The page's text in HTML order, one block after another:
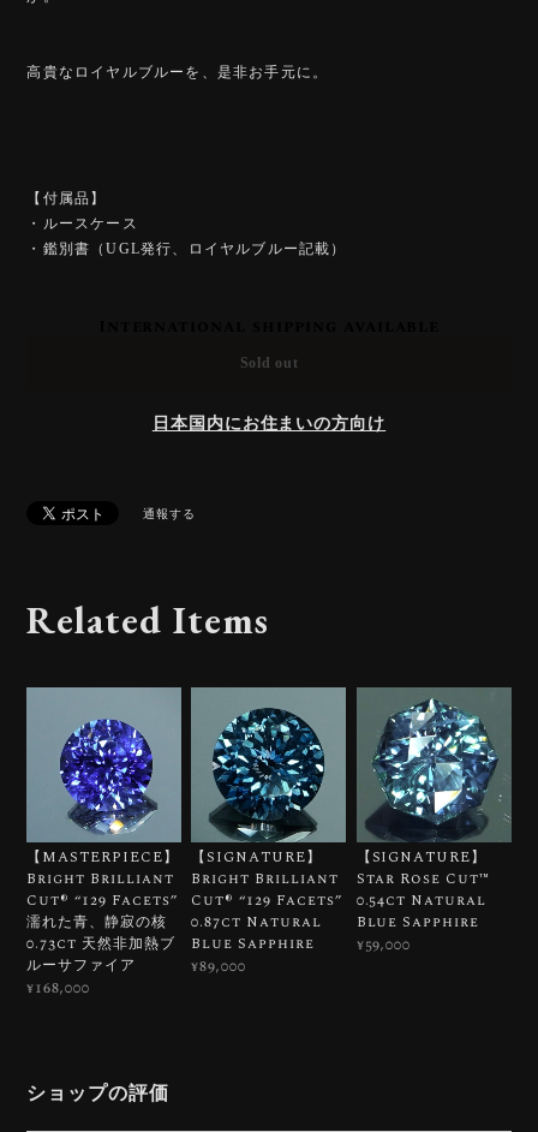
高貴なロイヤルブルーを、是非お手元に。
【付属品】
・ルースケース
・鑑別書（UGL発行、ロイヤルブルー記載）
Sold out
日本国内にお住まいの方向け
通報する
Related Items
【MASTERPIECE】
Bright Brilliant
Cut®︎ “129 Facets”
濡れた青、静寂の核
0.73ct 天然非加熱ブ
ルーサファイア
¥168,000
【SIGNATURE】
Bright Brilliant
Cut®︎ “129 Facets”
0.87ct Natural
Blue Sapphire
¥89,000
【SIGNATURE】
Star Rose Cut™️
0.54ct Natural
Blue Sapphire
¥59,000
ショップの評価